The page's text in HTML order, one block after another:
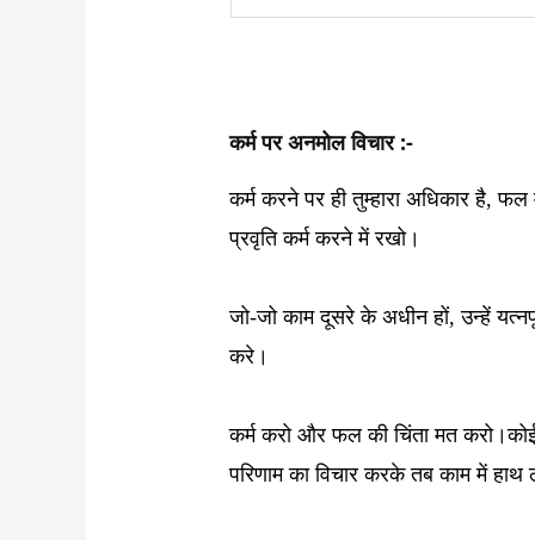
कर्म पर अनमोल विचार :-
कर्म करने पर ही तुम्हारा अधिकार है,
प्रवृति कर्म करने में रखो।
जो-जो काम दूसरे के अधीन हों, उन्हें
करे।
कर्म करो और फल की चिंता मत करो।
परिणाम का विचार करके तब काम में हाथ